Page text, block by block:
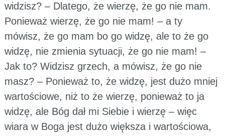
widzisz? – Dlatego, że wierzę, że go nie mam.
Ponieważ wierzę, że go nie mam! – a ty
mówisz, że go mam bo go widzę, ale to że go
widzę, nie zmienia sytuacji, że go nie mam! –
Jak to? Widzisz grzech, a mówisz, że go nie
masz? – Ponieważ to, że widzę, jest dużo mniej
wartościowe, niż to że wierzę, ponieważ to ja
widzę, ale Bóg dał mi Siebie i wierzę – więc
wiara w Boga jest dużo większa i wartościowa,